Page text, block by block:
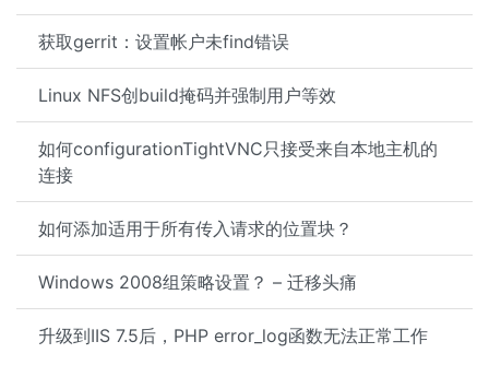
获取gerrit：设置帐户未find错误
Linux NFS创build掩码并强制用户等效
如何configurationTightVNC只接受来自本地主机的
连接
如何添加适用于所有传入请求的位置块？
Windows 2008组策略设置？ – 迁移头痛
升级到IIS 7.5后，PHP error_log函数无法正常工作